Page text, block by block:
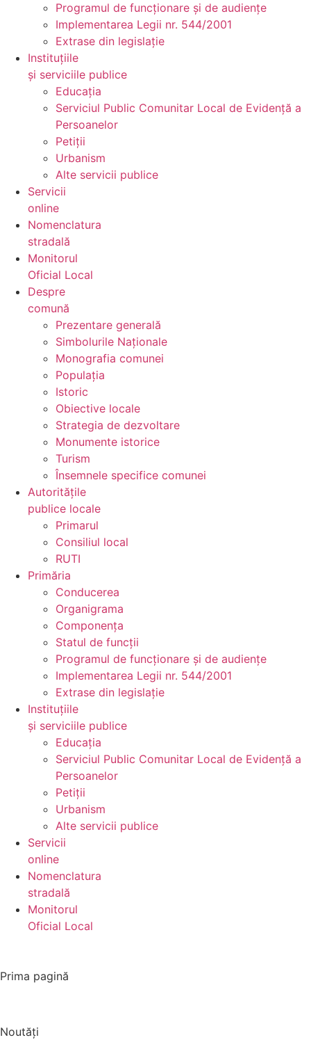
Programul de funcționare și de audiențe
Implementarea Legii nr. 544/2001
Extrase din legislație
Instituțiile
și serviciile publice
Educația
Serviciul Public Comunitar Local de Evidență a
Persoanelor
Petiții
Urbanism
Alte servicii publice
Servicii
online
Nomenclatura
stradală
Monitorul
Oficial Local
Despre
comună
Prezentare generală
Simbolurile Naționale
Monografia comunei
Populația
Istoric
Obiective locale
Strategia de dezvoltare
Monumente istorice
Turism
Însemnele specifice comunei
Autoritățile
publice locale
Primarul
Consiliul local
RUTI
Primăria
Conducerea
Organigrama
Componența
Statul de funcții
Programul de funcționare și de audiențe
Implementarea Legii nr. 544/2001
Extrase din legislație
Instituțiile
și serviciile publice
Educația
Serviciul Public Comunitar Local de Evidență a
Persoanelor
Petiții
Urbanism
Alte servicii publice
Servicii
online
Nomenclatura
stradală
Monitorul
Oficial Local
Prima pagină
Noutăți